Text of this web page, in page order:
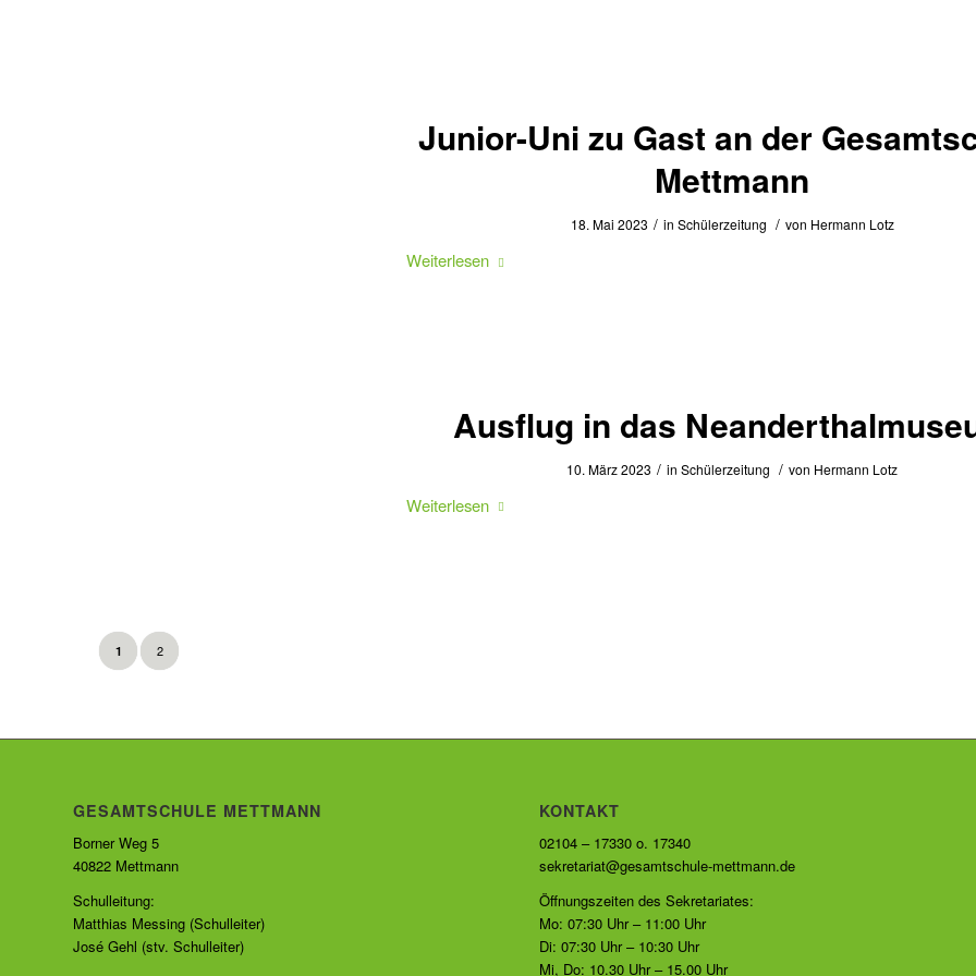
Junior-Uni zu Gast an der
Mettmann
18. Mai 2023 / in Schülerzeitung / von Hermann Lotz
Weiterlesen
Ausflug in das
10. März 2023 / in Schülerzeitung / von Hermann Lotz
Weiterlesen
1 2
GESAMTSCHULE METTMANN
Borner Weg 5
40822 Mettmann
Schulleitung:
Matthias Messing (Schulleiter)
José Gehl (stv. Schulleiter)
KONTAKT
02104 – 17330 o. 17340
sekretariat@gesamtschule-mettmann.de
Öffnungszeiten des Sekretariates:
Mo: 07:30 Uhr – 11:00 Uhr
Di: 07:30 Uhr – 10:30 Uhr
Mi, Do: 10.30 Uhr – 15.00 Uhr